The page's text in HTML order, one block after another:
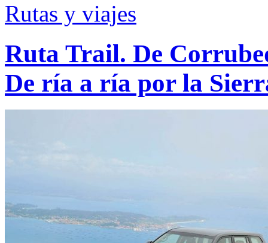
Rutas y viajes
Ruta Trail. De
De ría a ría por la